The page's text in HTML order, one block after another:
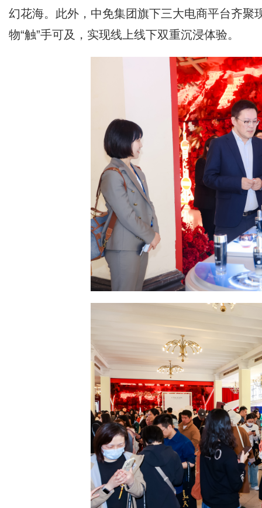
幻花海。此外，中免集团旗下三大电商平台齐聚
物“触”手可及，实现线上线下双重沉浸体验。